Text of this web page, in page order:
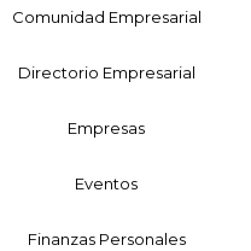
Comunidad Empresarial
Directorio Empresarial
Empresas
Eventos
Finanzas Personales